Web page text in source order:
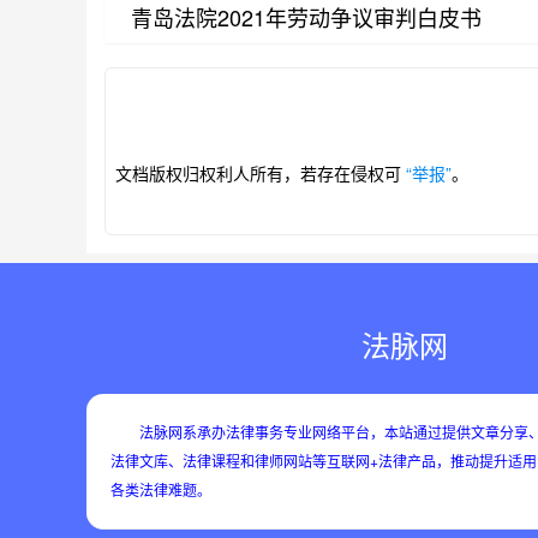
青岛法院2021年劳动争议审判白皮书
文档版权归权利人所有，若存在侵权可 “举报”。
法脉网
法脉网系承办法律事务专业网络平台，本站通过提供文章分享
法律文库、法律课程和律师网站等互联网+法律产品，推动提升适
各类法律难题。